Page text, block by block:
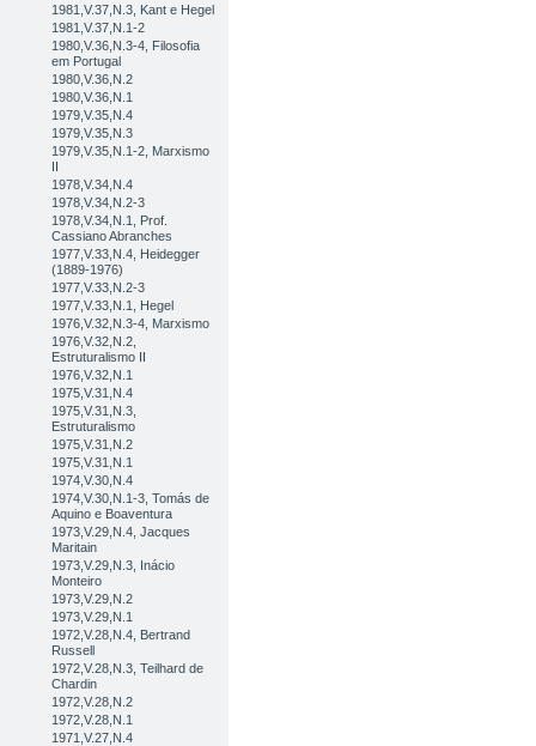
1981,V.37,N.3, Kant e Hegel
1981,V.37,N.1-2
1980,V.36,N.3-4, Filosofia
em Portugal
1980,V.36,N.2
1980,V.36,N.1
1979,V.35,N.4
1979,V.35,N.3
1979,V.35,N.1-2, Marxismo
II
1978,V.34,N.4
1978,V.34,N.2-3
1978,V.34,N.1, Prof.
Cassiano Abranches
1977,V.33,N.4, Heidegger
(1889-1976)
1977,V.33,N.2-3
1977,V.33,N.1, Hegel
1976,V.32,N.3-4, Marxismo
1976,V.32,N.2,
Estruturalismo II
1976,V.32,N.1
1975,V.31,N.4
1975,V.31,N.3,
Estruturalismo
1975,V.31,N.2
1975,V.31,N.1
1974,V.30,N.4
1974,V.30,N.1-3, Tomás de
Aquino e Boaventura
1973,V.29,N.4, Jacques
Maritain
1973,V.29,N.3, Inácio
Monteiro
1973,V.29,N.2
1973,V.29,N.1
1972,V.28,N.4, Bertrand
Russell
1972,V.28,N.3, Teilhard de
Chardin
1972,V.28,N.2
1972,V.28,N.1
1971,V.27,N.4